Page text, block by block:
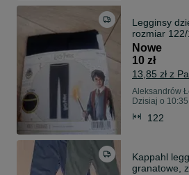
Legginsy
rozmiar
Nowe
10 zł
13,85 zł z
Aleksandrów
Dzisiaj o 10:35
122
Kappahl